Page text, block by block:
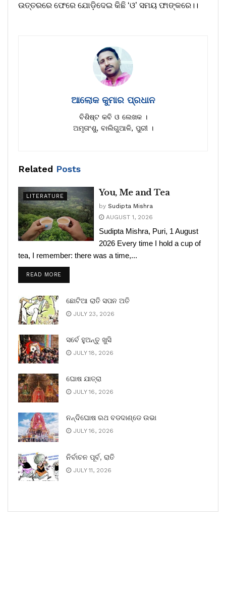
ଉତ୍ତରରେ ଫେରେ ଯୋଡ଼ିଦେଇ କିଛି ‘ଓ’ ସମୟ ଫାଙ୍କରେ।।
ଆଲୋକ କୁମାର ପ୍ରଧାନ
ବିଶିଷ୍ଟ କବି ଓ ଲେଖକ ।
ଅମୃତାଂଶୁ, ବାଲିଗୁଆଳି, ପୁରୀ ।
Related Posts
LITERATURE You, Me and Tea
by Sudipta Mishra
AUGUST 1, 2026
Sudipta Mishra, Puri, 1 August
2026 Every time I hold a cup of
tea, I remember: there was a time,...
READ MORE
ଛୋଟିଆ ରାତି ସପନ ଅତି
JULY 23, 2026
ସର୍ବେ ହୁଅନ୍ତୁ ଖୁସି
JULY 18, 2026
ଘୋଷ ଯାତ୍ରା
JULY 16, 2026
ନନ୍ଦିଘୋଷ ରଥ ବଡଦାଣ୍ଡେ ଉଭା
JULY 16, 2026
ନିର୍ବାଚନ ପୂର୍ବ, ରାତି
JULY 11, 2026